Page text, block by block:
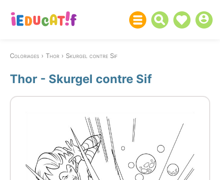
Coloriages Thor Skurgel contre Sif
Thor - Skurgel contre Sif